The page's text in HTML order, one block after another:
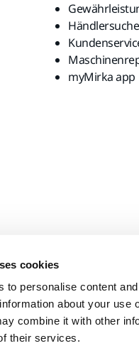
cookies
to personalise content
about your use
combine it with other
their services.
Händlersuche
myMirka app